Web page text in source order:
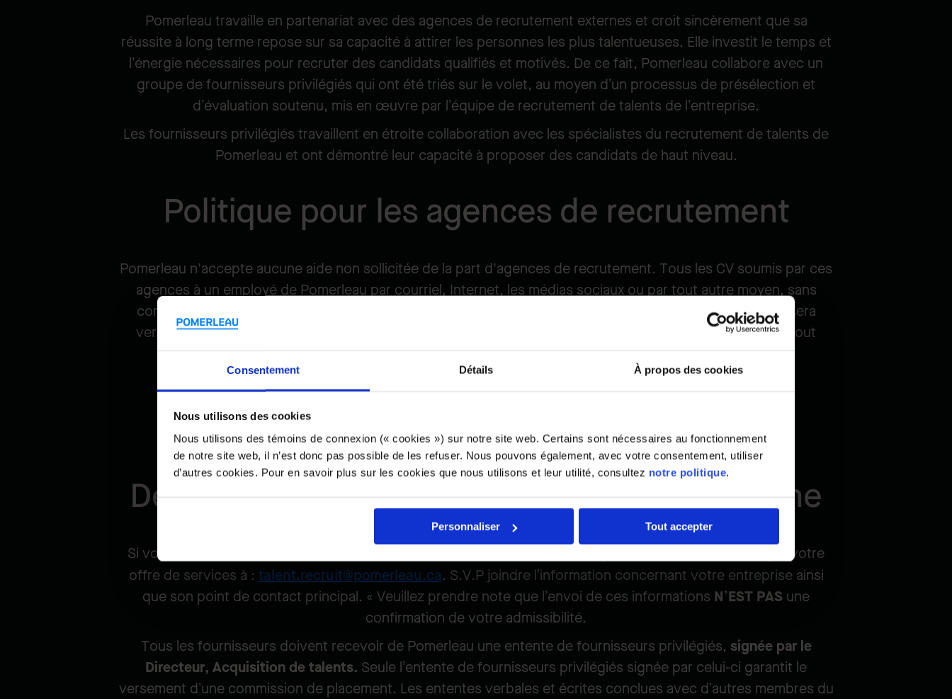
Consentement Détails À propos des cookies
Nous utilisons des cookies
Nous utilisons des témoins de connexion (« cookies ») sur notre site web. Certains sont nécessaires au fonctionnement
de notre site web, il n’est donc pas possible de les refuser. Nous pouvons également, avec votre consentement, utiliser
d’autres cookies. Pour en savoir plus sur les cookies que nous utilisons et leur utilité, consultez notre politique.
Personnaliser Tout accepter
Pomerleau travaille en partenariat avec des agences de recrutement externes et croit sincèrement que sa
réussite à long terme repose sur sa capacité à attirer les personnes les plus talentueuses. Elle investit le temps et
l’énergie nécessaires pour recruter des candidats qualifiés et motivés. De ce fait, Pomerleau collabore avec un
groupe de fournisseurs privilégiés qui ont été triés sur le volet, au moyen d’un processus de présélection et
d’évaluation soutenu, mis en œuvre par l’équipe de recrutement de talents de l’entreprise.
Les fournisseurs privilégiés travaillent en étroite collaboration avec les spécialistes du recrutement de talents de
Pomerleau et ont démontré leur capacité à proposer des candidats de haut niveau.
Politique pour les agences de recrutement
Pomerleau n'accepte aucune aide non sollicitée de la part d'agences de recrutement. Tous les CV soumis par ces
agences à un employé de Pomerleau par courriel, Internet, les médias sociaux ou par tout autre moyen, sans
contrat écrit valide, seront considérés comme la propriété exclusive de Pomerleau. Aucun honoraire ne sera
versé si un candidat est embauché par Pomerleau à la suite d'une recommandation non sollicitée ou par tout
autre moyen.
Devenir un fournisseur en recrutement externe
Si vous souhaitez soumettre votre candidature à titre de fournisseur privilégié potentiel, veuillez envoyer votre
offre de services à : talent.recruit@pomerleau.ca. S.V.P joindre l’information concernant votre entreprise ainsi
que son point de contact principal. « Veuillez prendre note que l’envoi de ces informations N’EST PAS une
confirmation de votre admissibilité.
Tous les fournisseurs doivent recevoir de Pomerleau une entente de fournisseurs privilégiés, signée par le
Directeur, Acquisition de talents. Seule l’entente de fournisseurs privilégiés signée par celui-ci garantit le
versement d’une commission de placement. Les ententes verbales et écrites conclues avec d’autres membres du